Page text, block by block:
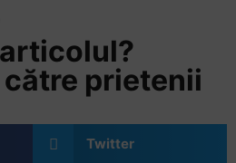
prietenii
Twitter